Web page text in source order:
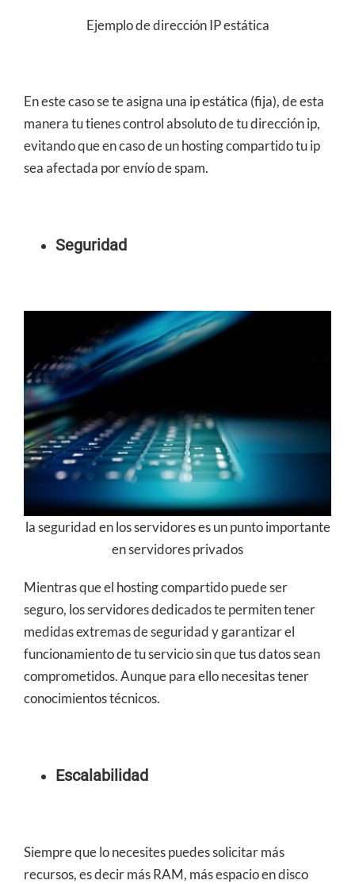
Ejemplo de dirección IP estática
En este caso se te asigna una ip estática (fija), de esta
manera tu tienes control absoluto de tu dirección ip,
evitando que en caso de un hosting compartido tu ip
sea afectada por envío de spam.
Seguridad
la seguridad en los servidores es un punto importante
en servidores privados
Mientras que el hosting compartido puede ser
seguro, los servidores dedicados te permiten tener
medidas extremas de seguridad y garantizar el
funcionamiento de tu servicio sin que tus datos sean
comprometidos. Aunque para ello necesitas tener
conocimientos técnicos.
Escalabilidad
Siempre que lo necesites puedes solicitar más
recursos, es decir más RAM, más espacio en disco